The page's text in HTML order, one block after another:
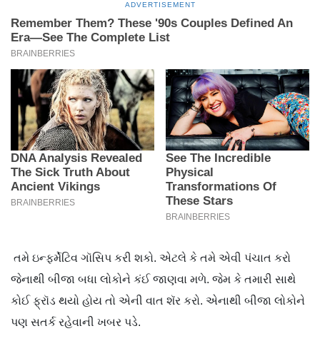
ADVERTISEMENT
તમે ઇન્ફર્મેટિવ ગૉસિપ કરી શકો. એટલે કે તમે એવી પંચાત કરો
જેનાથી બીજા બધા લોકોને કંઈ જાણવા મળે. જેમ કે તમારી સાથે
કોઈ ફ્રૉડ થયો હોય તો એની વાત શૅર કરો. એનાથી બીજા લોકોને
પણ સતર્ક રહેવાની ખબર પડે.